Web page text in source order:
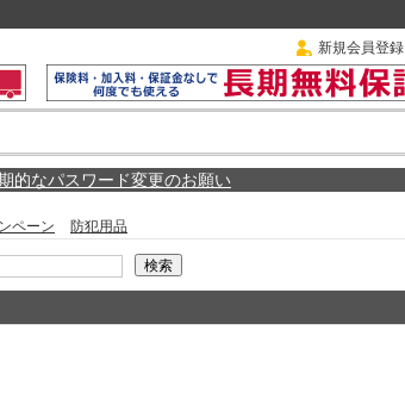
新規会員登録
的なパスワード変更のお願い
ペーン 防犯用品